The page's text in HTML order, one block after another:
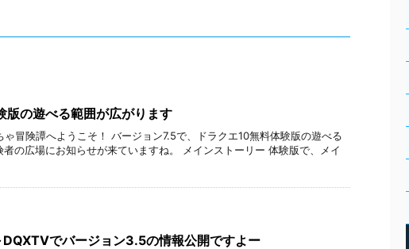
版の遊べる範囲が広がります
ゃ冒険譚へようこそ！ バージョン7.5で、ドラクエ10無料体験版の遊べる
の広場にお知らせが来ていますね。 メインストーリー 体験版で、メイ
でバージョン3.5の情報公開ですよー